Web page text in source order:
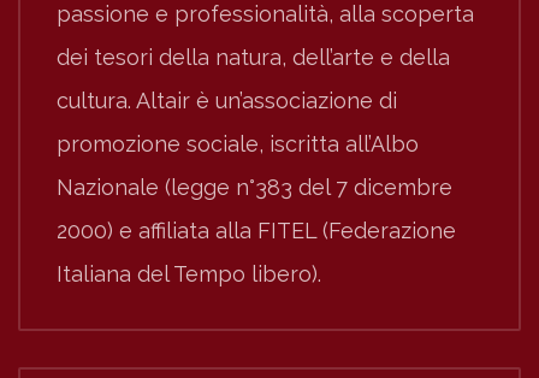
passione e professionalità, alla scoperta
dei tesori della natura, dell’arte e della
cultura. Altair è un’associazione di
promozione sociale, iscritta all’Albo
Nazionale (legge n°383 del 7 dicembre
2000) e affiliata alla FITEL (Federazione
Italiana del Tempo libero).